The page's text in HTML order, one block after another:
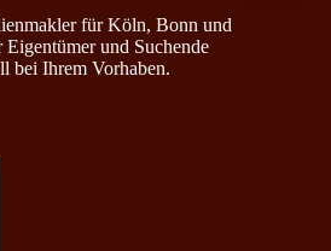
für Köln, Bonn und
und Suchende
bei Ihrem Vorhaben.